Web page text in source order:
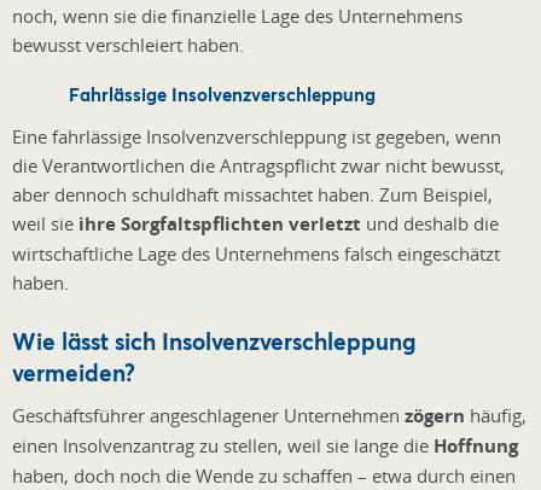
noch, wenn sie die finanzielle Lage des Unternehmens
bewusst verschleiert haben.
Fahrlässige Insolvenzverschleppung
Eine fahrlässige Insolvenzverschleppung ist gegeben, wenn
die Verantwortlichen die Antragspflicht zwar nicht bewusst,
aber dennoch schuldhaft missachtet haben. Zum Beispiel,
weil sie ihre Sorgfaltspflichten verletzt und deshalb die
wirtschaftliche Lage des Unternehmens falsch eingeschätzt
haben.
Wie lässt sich Insolvenzverschleppung
vermeiden?
Geschäftsführer angeschlagener Unternehmen zögern häufig,
einen Insolvenzantrag zu stellen, weil sie lange die Hoffnung
haben, doch noch die Wende zu schaffen – etwa durch einen